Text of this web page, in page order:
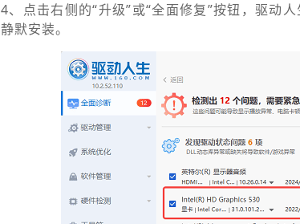
4、点击右侧的“升级”或“全面修复”按钮，驱动
静默安装。